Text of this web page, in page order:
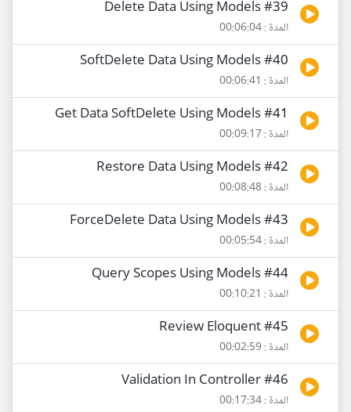
#39 Delete Data Using Models
المدة : 00:06:04
#40 SoftDelete Data Using Models
المدة : 00:06:41
#41 Get Data SoftDelete Using Models
المدة : 00:09:17
#42 Restore Data Using Models
المدة : 00:08:48
#43 ForceDelete Data Using Models
المدة : 00:05:54
#44 Query Scopes Using Models
المدة : 00:10:21
#45 Review Eloquent
المدة : 00:02:59
#46 Validation In Controller
المدة : 00:17:34